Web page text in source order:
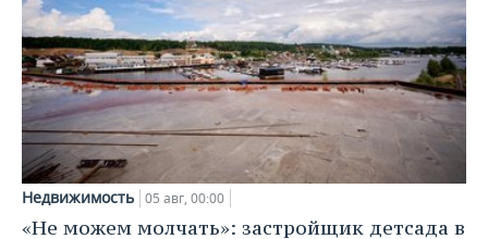
Недвижимость 05 авг, 00:00
«Не можем молчать»: застройщик детсада в